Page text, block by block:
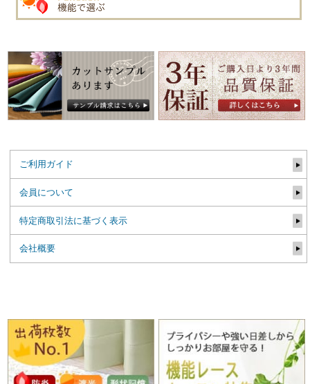
ご利用ガイド
会員について
特定商取引法に基づく表示
会社概要